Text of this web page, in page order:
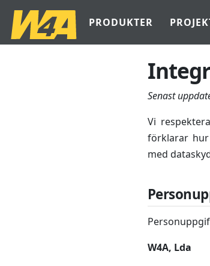
PRODUKTER
Senast
Vi
förklarar hur
med
W4A, Lda